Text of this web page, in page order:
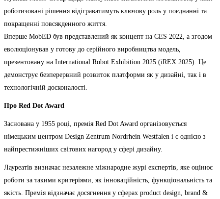
роботизовані рішення відіграватимуть ключову роль у поєднанні та
покращенні повсякденного життя.
Вперше MobED був представлений як концепт на CES 2022, а згодом
еволюціонував у готову до серійного виробництва модель,
презентовану на International Robot Exhibition 2025 (iREX 2025). Це
демонструє безперервний розвиток платформи як у дизайні, так і в
технологічній досконалості.
Про Red Dot Award
Заснована у 1955 році, премія Red Dot Award організовується
німецьким центром Design Zentrum Nordrhein Westfalen і є однією з
найпрестижніших світових нагород у сфері дизайну.
Лауреатів визначає незалежне міжнародне журі експертів, яке оцінює
роботи за такими критеріями, як інноваційність, функціональність та
якість. Премія відзначає досягнення у сферах product design, brand &